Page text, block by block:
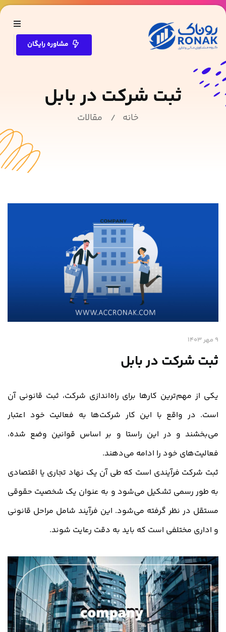
مشاوره رایگان
ثبت شرکت در بابل
خانه مقالات
9 مهر 1403
ثبت شرکت در بابل
یکی از مهم‌ترین کارها برای راه‌اندازی شرکت، ثبت قانونی آن
است. در واقع با این کار شرکت‌ها به فعالیت خود اعتبار
می‌بخشند و در این راستا و بر اساس قوانین وضع شده،
فعالیت‌های خود را ادامه می‌دهند.
ثبت شرکت فرآیندی است که طی آن یک نهاد تجاری یا اقتصادی
به طور رسمی تشکیل می‌شود و به عنوان یک شخصیت حقوقی
مستقل در نظر گرفته می‌شود. این فرآیند شامل مراحل قانونی
و اداری مختلفی است که باید به دقت رعایت شوند.